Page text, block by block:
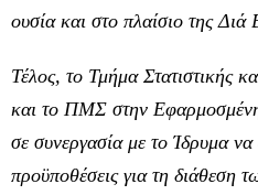
ουσία και στο πλαίσιο της
Τέλος, το Τμήμα Στατιστικής
και το ΠΜΣ στην
σε συνεργασία με το Ίδρυμα να
προϋποθέσεις για τη διάθεση